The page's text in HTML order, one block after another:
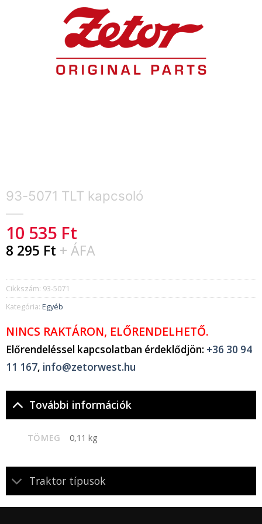
93-5071 TLT kapcsoló
10 535 Ft
8 295 Ft + ÁFA
Cikkszám: 93-5071
Kategória: Egyéb
NINCS RAKTÁRON, ELŐRENDELHETŐ.
Előrendeléssel kapcsolatban érdeklődjön: +36 30 94
11 167, info@zetorwest.hu
További információk
TÖMEG 0,11 kg
Traktor típusok